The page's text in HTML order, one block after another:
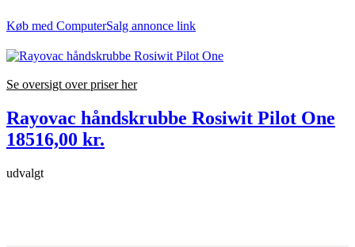
Køb med ComputerSalg annonce link
Se oversigt over priser her
Rayovac håndskrubbe Rosiwit Pilot One
18516,00 kr.
udvalgt